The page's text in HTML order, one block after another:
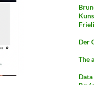
Der
The